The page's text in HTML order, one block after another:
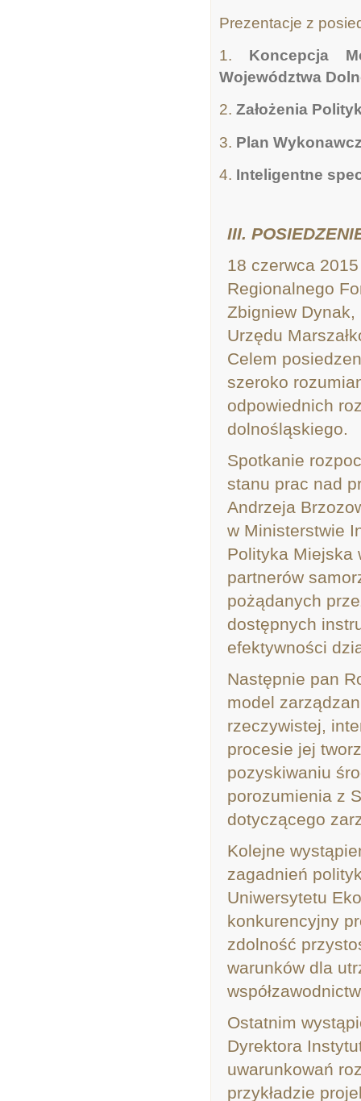
Prezentacje z
1. Koncepcja
Województwa
2. Założenia
3. Plan
4. Inteligentne
III.
18 czerwca
Regionalnego
Zbigniew
Urzędu
Celem
szeroko
odpowiednich
dolnośląskiego.
Spotkanie
stanu prac nad
Andrzeja
w Ministerstwie
Polityka Miejska
partnerów
pożądanych
dostępnych
efektywności
Następnie pan
model
rzeczywistej,
procesie jej
pozyskiwaniu
porozumienia z
dotyczącego
Kolejne
zagadnień
Uniwersytetu
konkurencyjny
zdolność
warunków dla
Ostatnim
Dyrektora
uwarunkowań
przykładzie